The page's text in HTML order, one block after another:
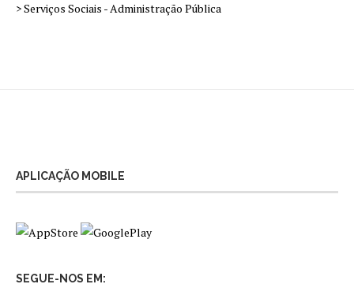
> Serviços Sociais - Administração Pública
APLICAÇÃO MOBILE
SEGUE-NOS EM: